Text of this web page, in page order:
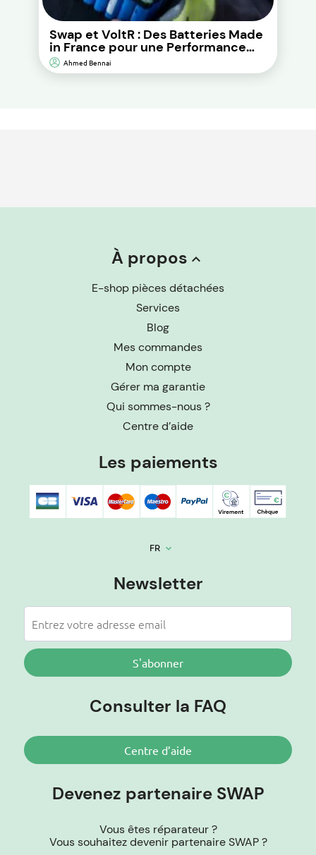
Swap et VoltR : Des Batteries Made
in France pour une Performance
Durable et d’Impact
Environnemental Réduit.
Ahmed Bennai
À propos keyboard_arrow_up
E-shop pièces détachées
Services
Blog
Mes commandes
Mon compte
Gérer ma garantie
Qui sommes-nous ?
Centre d’aide
Les paiements
FR keyboard_arrow_down
Newsletter
S'abonner
Consulter la FAQ
Centre d’aide
Devenez partenaire SWAP
Vous êtes réparateur ?
Vous souhaitez devenir partenaire SWAP ?